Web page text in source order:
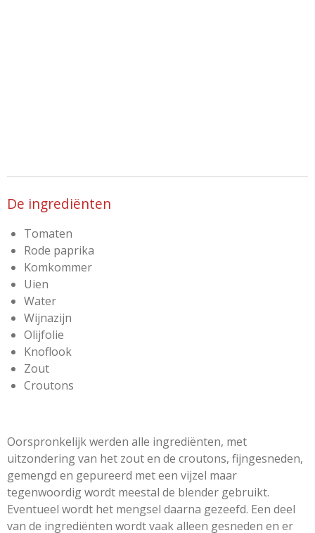
De ingrediënten
Tomaten
Rode paprika
Komkommer
Uien
Water
Wijnazijn
Olijfolie
Knoflook
Zout
Croutons
Oorspronkelijk werden alle ingrediënten, met
uitzondering van het zout en de croutons, fijngesneden,
gemengd en gepureerd met een vijzel maar
tegenwoordig wordt meestal de blender gebruikt.
Eventueel wordt het mengsel daarna gezeefd. Een deel
van de ingrediënten wordt vaak alleen gesneden en er